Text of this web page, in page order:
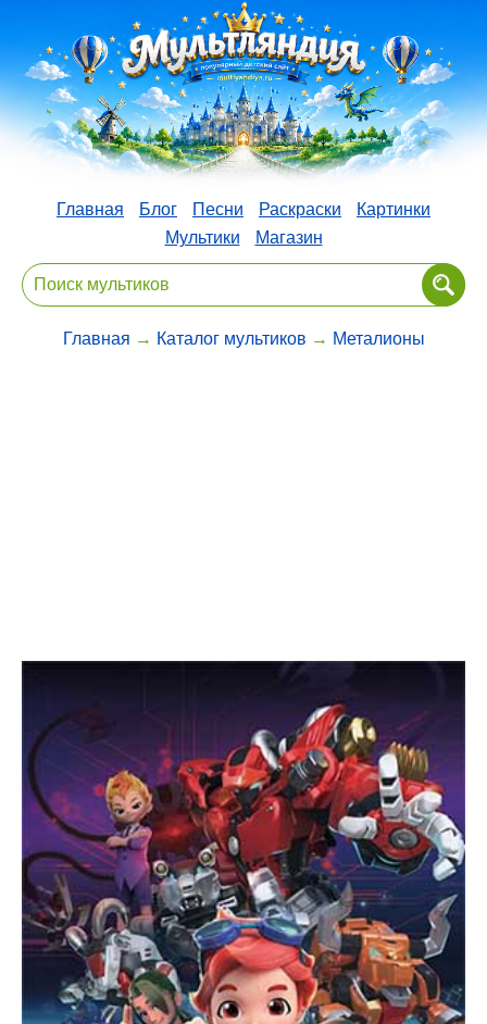
Главная Блог Песни Раскраски
Картинки
Мультики
Магазин
Главная → Каталог мультиков → Металионы